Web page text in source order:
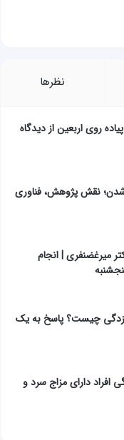
نظرها
روی اربعین از دیدگاه
نقش پژوهش، فناوری
میرغضنفری | انجام
چیست؟ پاسخ به یک
دارای مزاج سرد و